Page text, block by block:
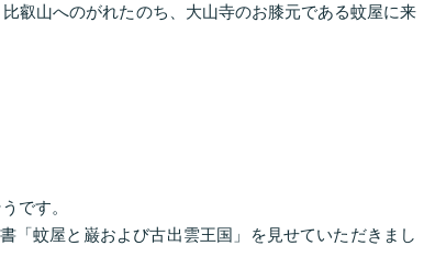
叡山へのがれたのち、大山寺のお膝元である蚊屋に来
です。
「蚊屋と巌および古出雲王国」を見せていただきまし